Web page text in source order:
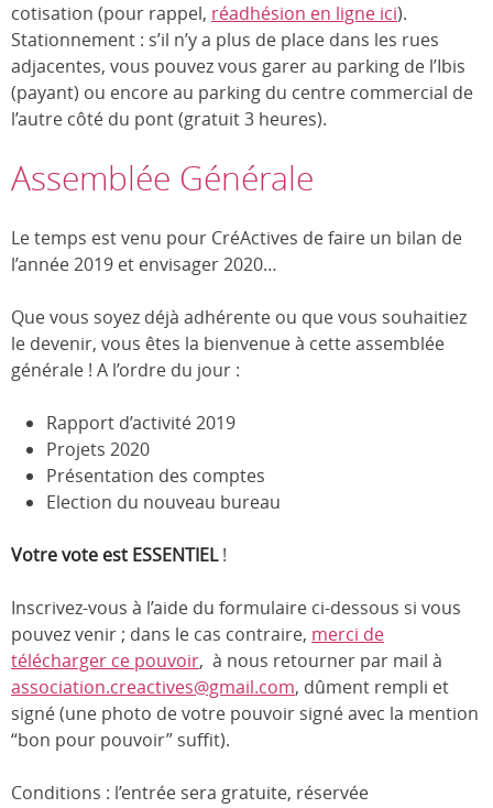
cotisation (pour rappel, réadhésion en ligne ici).
Stationnement : s’il n’y a plus de place dans les rues
adjacentes, vous pouvez vous garer au parking de l’Ibis
(payant) ou encore au parking du centre commercial de
l’autre côté du pont (gratuit 3 heures).
Assemblée Générale
Le temps est venu pour CréActives de faire un bilan de
l’année 2019 et envisager 2020…
Que vous soyez déjà adhérente ou que vous souhaitiez
le devenir, vous êtes la bienvenue à cette assemblée
générale ! A l’ordre du jour :
Rapport d’activité 2019
Projets 2020
Présentation des comptes
Election du nouveau bureau
Votre vote est ESSENTIEL!
Inscrivez-vous à l’aide du formulaire ci-dessous si vous
pouvez venir ; dans le cas contraire, merci de
télécharger ce pouvoir, à nous retourner par mail à
association.creactives@gmail.com, dûment rempli et
signé (une photo de votre pouvoir signé avec la mention
“bon pour pouvoir” suffit).
Conditions : l’entrée sera gratuite, réservée